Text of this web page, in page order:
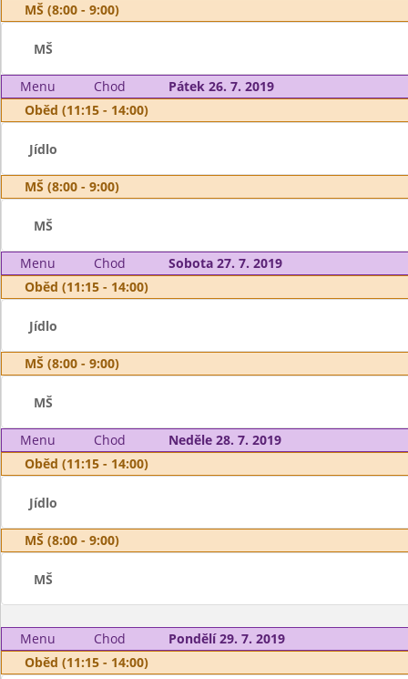
MŠ (8:00 - 9:00)
MŠ
Menu Chod
Pátek 26. 7. 2019
Oběd (11:15 - 14:00)
Jídlo
MŠ (8:00 - 9:00)
MŠ
Menu Chod
Sobota 27. 7. 2019
Oběd (11:15 - 14:00)
Jídlo
MŠ (8:00 - 9:00)
MŠ
Menu Chod
Neděle 28. 7. 2019
Oběd (11:15 - 14:00)
Jídlo
MŠ (8:00 - 9:00)
MŠ
Menu Chod
Pondělí 29. 7. 2019
Oběd (11:15 - 14:00)